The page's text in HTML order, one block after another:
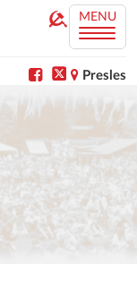
MENU
Presles